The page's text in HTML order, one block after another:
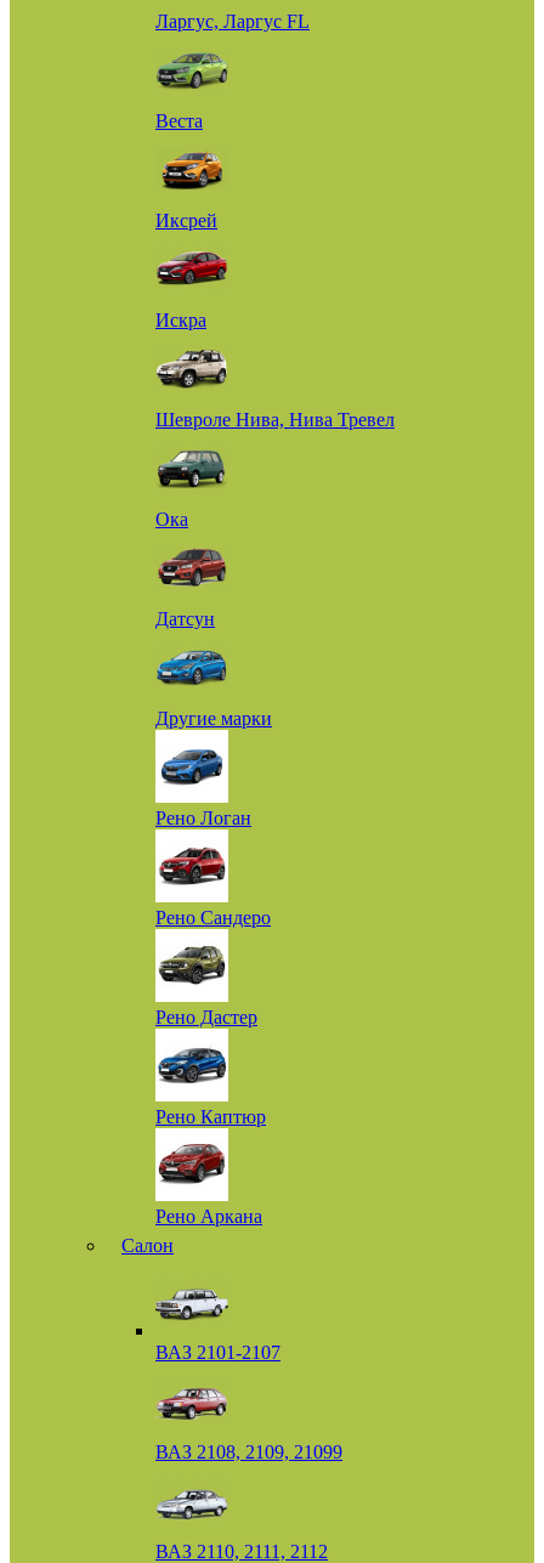
Ларгус, Ларгус FL
Веста
Иксрей
Искра
Шевроле Нива, Нива Тревел
Ока
Датсун
Другие марки
Рено Логан
Рено Сандеро
Рено Дастер
Рено Каптюр
Рено Аркана
Салон
ВАЗ 2101-2107
ВАЗ 2108, 2109, 21099
ВАЗ 2110, 2111, 2112